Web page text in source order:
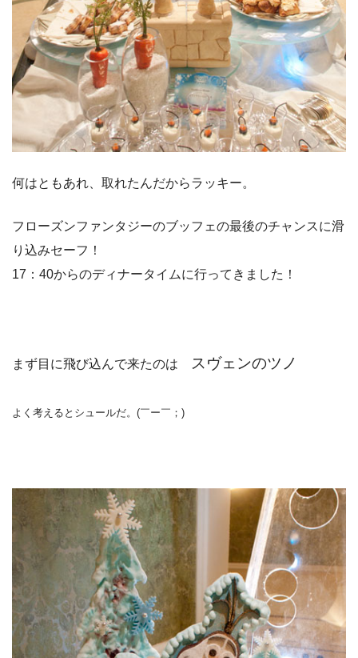
何はともあれ、取れたんだからラッキー。
フローズンファンタジーのブッフェの最後のチャンスに滑
り込みセーフ！
17：40からのディナータイムに行ってきました！
まず目に飛び込んで来たのは スヴェンのツノ
よく考えるとシュールだ。(￣ー￣；)